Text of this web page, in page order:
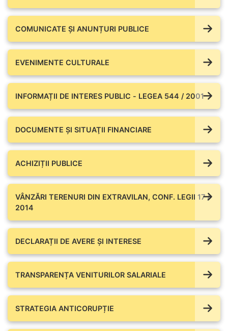
COMUNICATE ŞI ANUNȚURI PUBLICE
EVENIMENTE CULTURALE
INFORMAȚII DE INTERES PUBLIC - LEGEA 544 / 2001
DOCUMENTE ŞI SITUAŢII FINANCIARE
ACHIZIȚII PUBLICE
VÂNZĂRI TERENURI DIN EXTRAVILAN, CONF. LEGII 17 /
2014
DECLARAȚII DE AVERE ŞI INTERESE
TRANSPARENȚA VENITURILOR SALARIALE
STRATEGIA ANTICORUPȚIE